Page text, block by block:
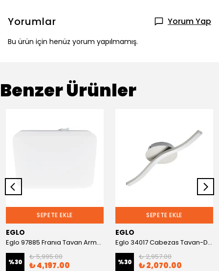
Yorumlar Yorum Yap
Bu ürün için henüz yorum yapılmamış.
Benzer Ürünler
SEPETE EKLE
EGLO
Eglo 97885 Franıa Tavan Armatürü
%30
₺ 5,995.00
₺ 4,197.00
SEPETE EKLE
EGLO
Eglo 34017 Cabezas Tavan-Duvar Armatürü
%30
₺ 2,957.00
₺ 2,070.00